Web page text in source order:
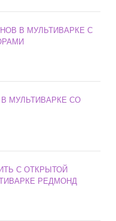
В МУЛЬТИВАРКЕ С
МУЛЬТИВАРКЕ СО
С ОТКРЫТОЙ
РЕДМОНД